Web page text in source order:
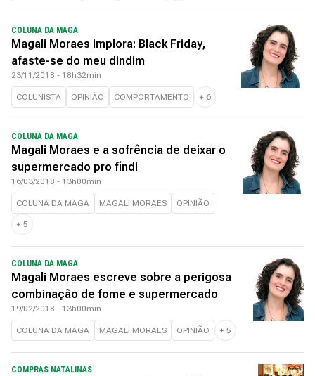
COLUNA DA MAGA
Magali Moraes implora: Black Friday,
afaste-se do meu dindim
23/11/2018 - 18h32min
COLUNISTA OPINIÃO COMPORTAMENTO + 6
COLUNA DA MAGA
Magali Moraes e a sofrência de deixar o
supermercado pro fíndi
16/03/2018 - 13h00min
COLUNA DA MAGA MAGALI MORAES OPINIÃO
+ 5
COLUNA DA MAGA
Magali Moraes escreve sobre a perigosa
combinação de fome e supermercado
19/02/2018 - 13h00min
COLUNA DA MAGA MAGALI MORAES OPINIÃO + 5
COMPRAS NATALINAS